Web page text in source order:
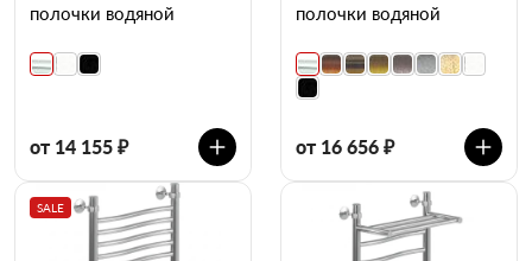
полочки водяной
от 14 155 ₽
полочки водяной
от 16 656 ₽
SALE